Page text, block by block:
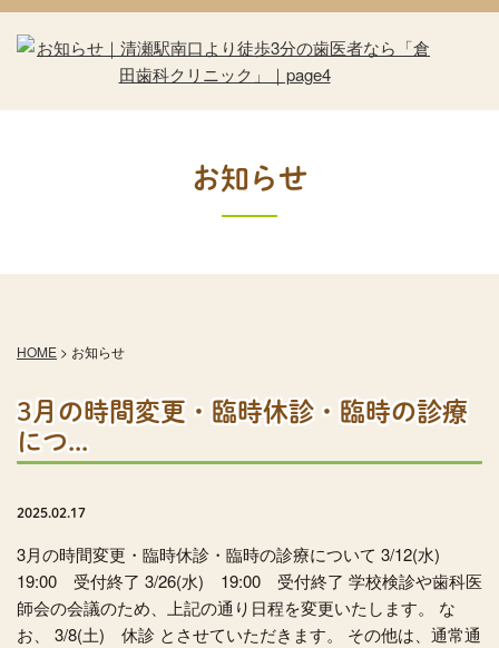
お知らせ
HOME > お知らせ
3月の時間変更・臨時休診・臨時の診療
につ...
2025.02.17
3月の時間変更・臨時休診・臨時の診療について 3/12(水)
19:00 受付終了 3/26(水) 19:00 受付終了 学校検診や歯科医
師会の会議のため、上記の通り日程を変更いたします。 な
お、 3/8(土) 休診 とさせていただきます。 その他は、通常通